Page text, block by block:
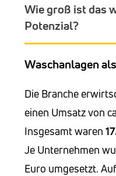
Wie groß ist das
Potenzial?
Waschanlagen
Die Branche
einen Umsatz von
Insgesamt waren
Je Unternehmen
Euro umgesetzt.